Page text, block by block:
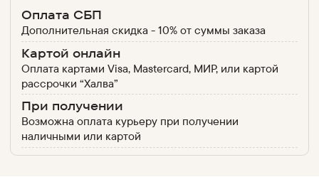
Оплата СБП
Дополнительная скидка - 10% от суммы заказа
Картой онлайн
Оплата картами Visa, Mastercard, МИР, или картой
рассрочки “Халва”
При получении
Возможна оплата курьеру при получении
наличными или картой